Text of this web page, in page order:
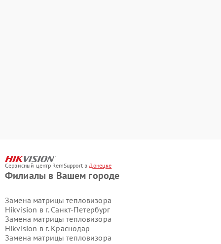
Сервисный центр RemSupport вДонецке
Филиалы в Вашем городе
Замена матрицы тепловизора
Hikvision в г. Санкт-Петербург
Замена матрицы тепловизора
Hikvision в г. Краснодар
Замена матрицы тепловизора